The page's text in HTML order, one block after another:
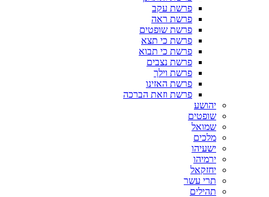
פרשת עקב
פרשת ראה
פרשת שופטים
פרשת כי תצא
פרשת כי תבוא
פרשת נצבים
פרשת וילך
פרשת האזינו
פרשת וזאת הברכה
יהושע
שופטים
שמואל
מלכים
ישעיהו
ירמיהו
יחזקאל
תרי עשר
תהילים